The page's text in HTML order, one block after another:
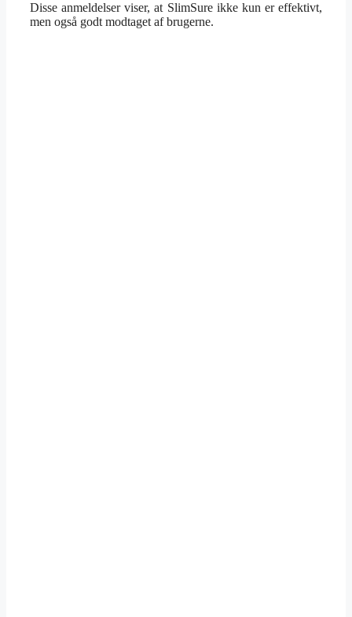
Disse anmeldelser viser, at SlimSure ikke kun er effektivt,
men også godt modtaget af brugerne.